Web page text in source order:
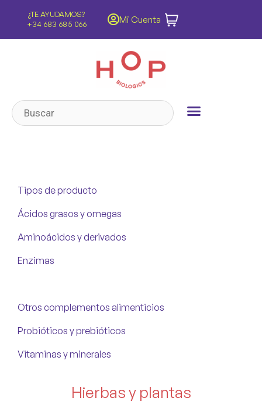
¿TE AYUDAMOS?
+34 683 685 066
ENVÍOS GRATIS
Península y Baleares
Mi Cuenta
Tipos de producto
Ácidos grasos y omegas
Aminoácidos y derivados
Enzimas
Otros complementos alimenticios
Probióticos y prebióticos
Vitaminas y minerales
Hierbas y plantas